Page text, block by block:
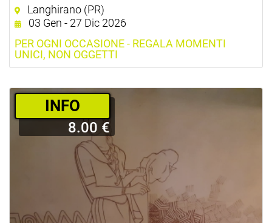
Langhirano (PR)
03 Gen - 27 Dic 2026
PER OGNI OCCASIONE - REGALA MOMENTI
UNICI, NON OGGETTI
­INFO
8.00 €